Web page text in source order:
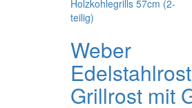
Weber
Grillrost mit